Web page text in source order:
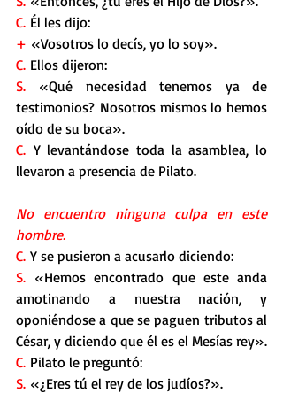
C. Él les dijo:
+ «Vosotros lo decís, yo lo soy».
C. Ellos dijeron:
S. «Qué necesidad tenemos ya de
testimonios? Nosotros mismos lo hemos
oído de su boca».
C. Y levantándose toda la asamblea, lo
llevaron a presencia de Pilato.
No encuentro ninguna culpa en este
hombre.
C. Y se pusieron a acusarlo diciendo:
S. «Hemos encontrado que este anda
amotinando a nuestra nación, y
oponiéndose a que se paguen tributos al
César, y diciendo que él es el Mesías rey».
C. Pilato le preguntó:
S. «¿Eres tú el rey de los judíos?».